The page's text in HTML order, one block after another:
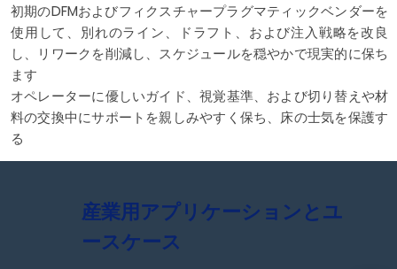
初期のDFMおよびフィクスチャープラグマティックベンダーを
使用して、別れのライン、ドラフト、および注入戦略を改良
し、リワークを削減し、スケジュールを穏やかで現実的に保ち
ます
オペレーターに優しいガイド、視覚基準、および切り替えや材
料の交換中にサポートを親しみやすく保ち、床の士気を保護す
る
産業用アプリケーションとユ
ースケース